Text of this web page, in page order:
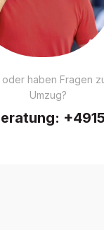
haben Fragen
Umzug?